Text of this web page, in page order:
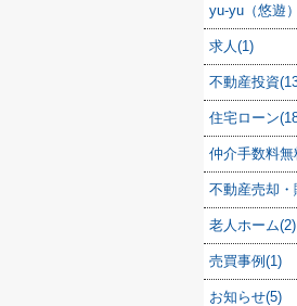
yu-yu（悠遊
求人(1)
不動産投資
住宅ローン
仲介手数料無
不動産売却
老人ホーム(2)
売買事例(1)
お知らせ(5)